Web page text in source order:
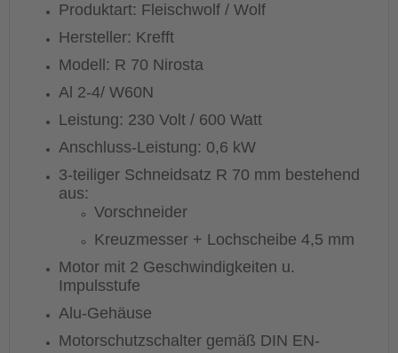
Produktart: Fleischwolf / Wolf
Hersteller: Krefft
Modell: R 70 Nirosta
Al 2-4/ W60N
Leistung: 230 Volt / 600 Watt
Anschluss-Leistung: 0,6 kW
3-teiliger Schneidsatz R 70 mm bestehend
aus:
Vorschneider
Kreuzmesser + Lochscheibe 4,5 mm
Motor mit 2 Geschwindigkeiten u.
Impulsstufe
Alu-Gehäuse
Motorschutzschalter gemäß DIN EN-